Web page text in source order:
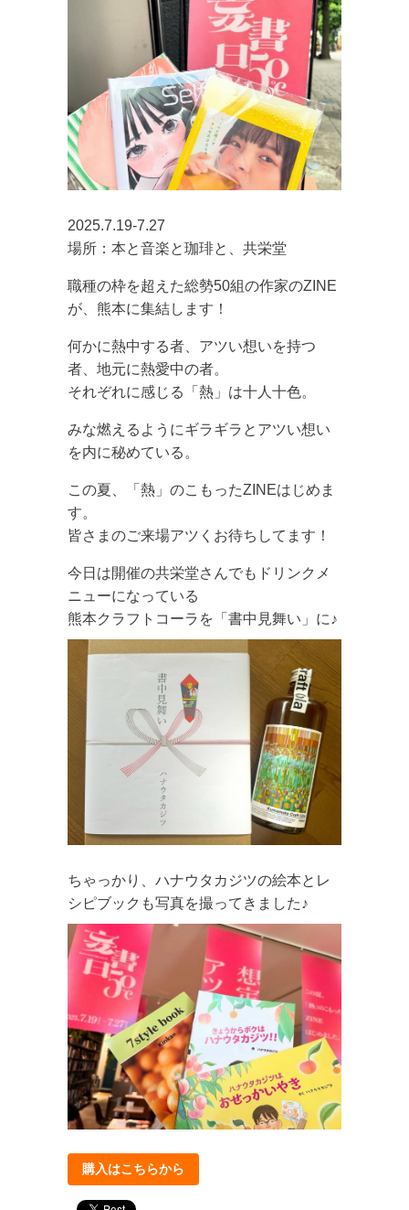
2025.7.19-7.27
場所：本と音楽と珈琲と、共栄堂
職種の枠を超えた総勢50組の作家のZINE
が、熊本に集結します！
何かに熱中する者、アツい想いを持つ
者、地元に熱愛中の者。
それぞれに感じる「熱」は十人十色。
みな燃えるようにギラギラとアツい想い
を内に秘めている。
この夏、「熱」のこもったZINEはじめま
す。
皆さまのご来場アツくお待ちしてます！
今日は開催の共栄堂さんでもドリンクメ
ニューになっている
熊本クラフトコーラを「書中見舞い」に♪
ちゃっかり、ハナウタカジツの絵本とレ
シピブックも写真を撮ってきました♪
購入はこちらから